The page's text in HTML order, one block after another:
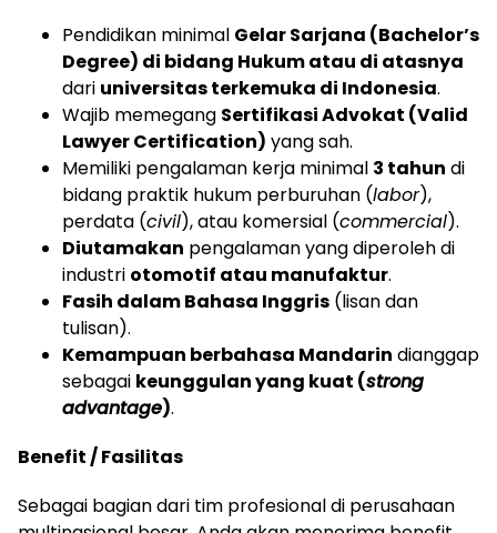
Pendidikan minimal Gelar Sarjana (Bachelor’s
Degree) di bidang Hukum atau di atasnya
dari universitas terkemuka di Indonesia.
Wajib memegang Sertifikasi Advokat (Valid
Lawyer Certification) yang sah.
Memiliki pengalaman kerja minimal 3 tahun di
bidang praktik hukum perburuhan (labor),
perdata (civil), atau komersial (commercial).
Diutamakan pengalaman yang diperoleh di
industri otomotif atau manufaktur.
Fasih dalam Bahasa Inggris (lisan dan
tulisan).
Kemampuan berbahasa Mandarin dianggap
sebagai keunggulan yang kuat (strong
advantage).
Benefit / Fasilitas
Sebagai bagian dari tim profesional di perusahaan